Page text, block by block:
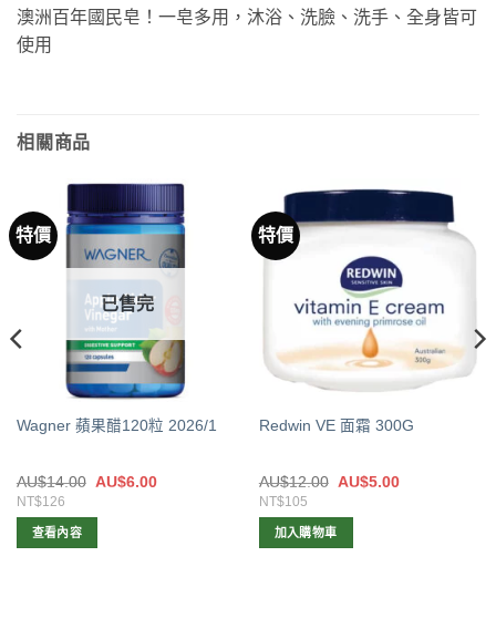
澳洲百年國民皂！一皂多用，沐浴、洗臉、洗手、全身皆可
使用
相關商品
特價
已售完
Wagner 蘋果醋120粒 2026/1
AU$14.00 原
AU$6.00目
NT$126
查看內容
特價
Redwin VE 面霜 300G
AU$12.00 原
格：
AU$12.00。
AU$5.00目
NT$105
加入購物車